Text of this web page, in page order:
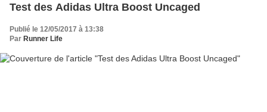
Test des Adidas Ultra Boost Uncaged
Publié le 12/05/2017 à 13:38
Par Runner Life